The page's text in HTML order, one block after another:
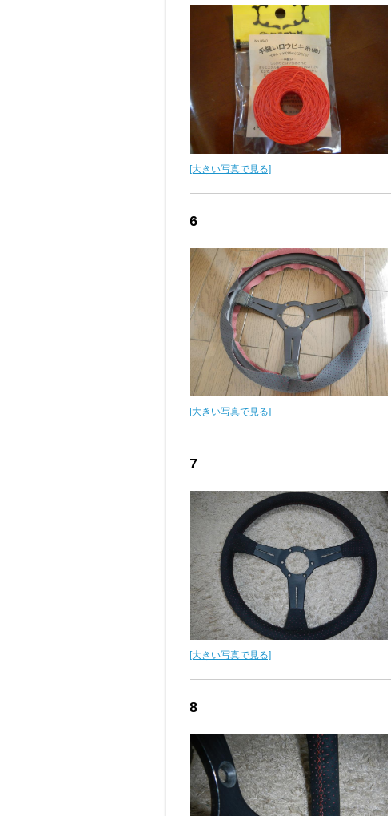
[大きい写真で見る]
6
[大きい写真で見る]
7
[大きい写真で見る]
8